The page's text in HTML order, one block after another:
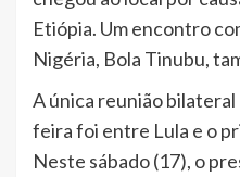
Etiópia. Um encontro
Nigéria, Bola Tinubu,
A única reunião
feira foi entre Lula e o
Neste sábado (17), o